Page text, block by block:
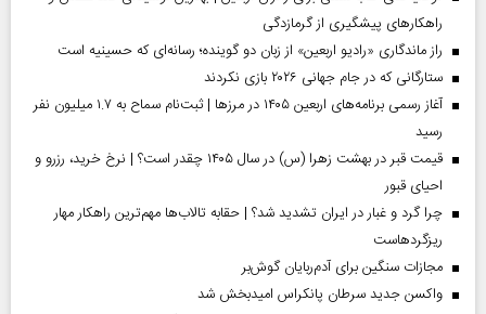
راهکارهای پیشگیری از گرمازدگی
راز ماندگاری «رادیو اربعین» از زبان دو گوینده؛ رسانه‌ای که حسینیه است
ستارگانی که در جام جهانی ۲۰۲۶ بازی نکردند
آغاز رسمی برنامه‌های اربعین ۱۴۰۵ در مرز‌ها | ثبت‌نام سماح به ۱.۷ میلیون نفر
رسید
قیمت قبر در بهشت زهرا (س) در سال ۱۴۰۵ چقدر است؟ | نرخ خرید، رزرو و
احیای قبور
چرا گرد و غبار در ایران تشدید شد؟ | حقابه تالاب‌ها مهم‌ترین راهکار مهار
ریزگردهاست
مجازات سنگین برای آدم‌ربایان گوش‌بر
واکسن جدید سرطان پانکراس امیدبخش شد